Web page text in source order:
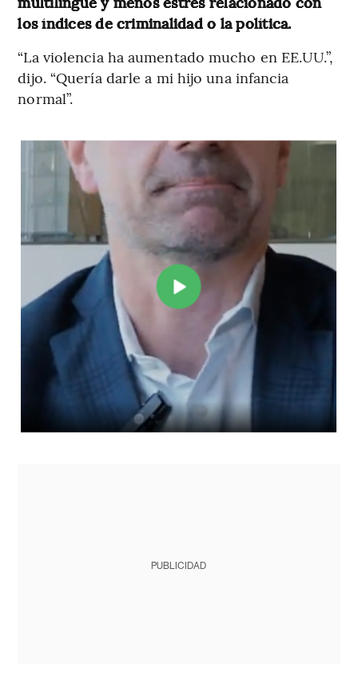
los índices de criminalidad o la política.
“La violencia ha aumentado mucho en EE.UU.”,
dijo. “Quería darle a mi hijo una infancia
normal”.
PUBLICIDAD